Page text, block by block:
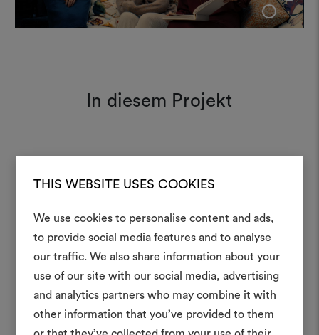
THIS WEBSITE USES COOKIES
We use cookies to personalise content and ads,
to provide social media features and to analyse
our traffic. We also share information about your
use of our site with our social media, advertising
and analytics partners who may combine it with
other information that you’ve provided to them
+
In diesem Projekt
Ein
erstellen
Ein interaktives Tool, mit
Ideen zum Leben
anderen teilen können,